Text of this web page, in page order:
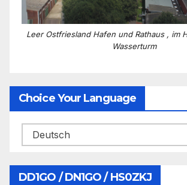
Leer Ostfriesland Hafen und Rathaus , im
Wasserturm
Choice Your Language
DD1GO / DN1GO / HS0ZKJ